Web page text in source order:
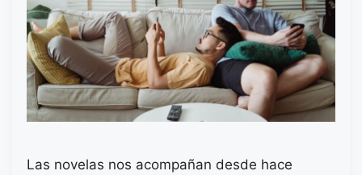
Las novelas nos acompañan desde hace